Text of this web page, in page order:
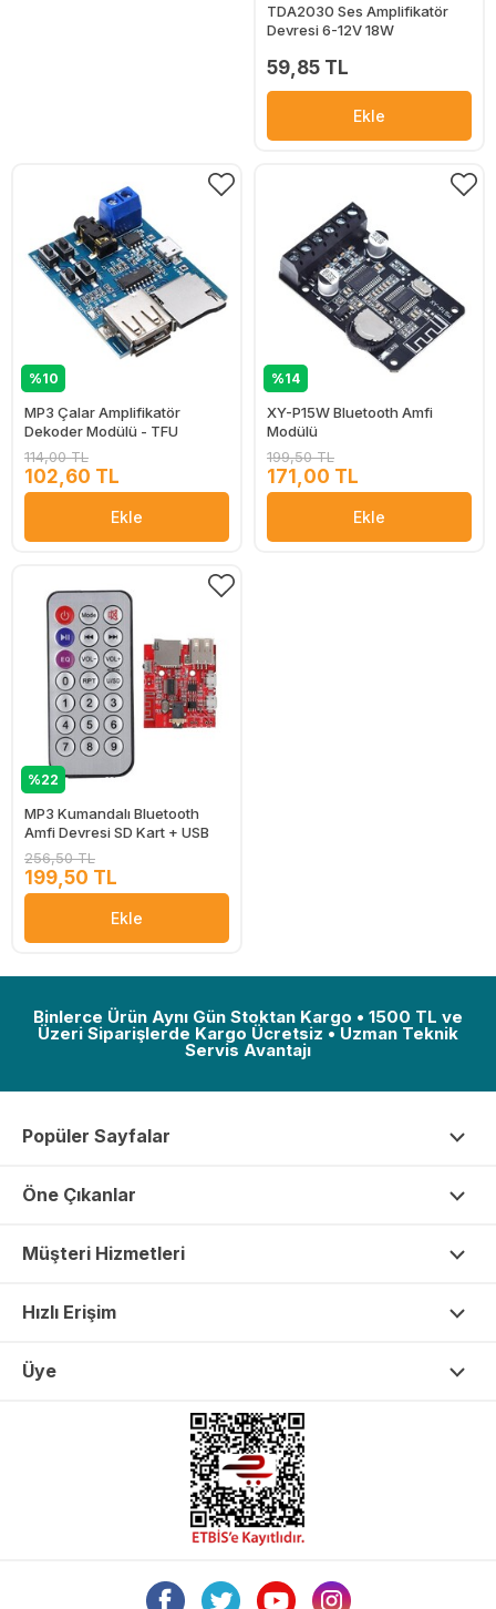
TDA2030 Ses Amplifikatör
Devresi 6-12V 18W
59,85 TL
Ekle
%10
MP3 Çalar Amplifikatör
Dekoder Modülü - TFU
114,00 TL
102,60 TL
Ekle
%14
XY-P15W Bluetooth Amfi
Modülü
199,50 TL
171,00 TL
Ekle
%22
MP3 Kumandalı Bluetooth
Amfi Devresi SD Kart + USB
256,50 TL
199,50 TL
Ekle
Binlerce Ürün Aynı Gün Stoktan Kargo • 1500 TL ve
Üzeri Siparişlerde Kargo Ücretsiz • Uzman Teknik
Servis Avantajı
Popüler Sayfalar
Öne Çıkanlar
Müşteri Hizmetleri
Hızlı Erişim
Üye